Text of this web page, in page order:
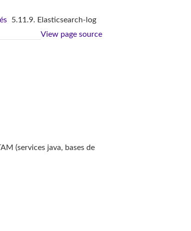
5.11.9. Elasticsearch-log
View page source
(services java, bases de